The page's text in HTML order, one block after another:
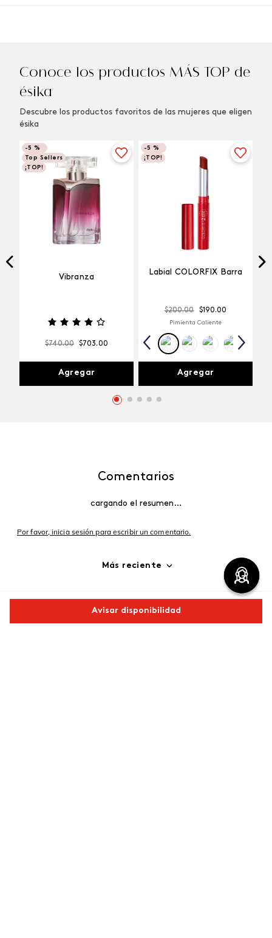
Avisar disponibilidad
Conoce los productos MÁS TOP de
ésika
Descubre los productos favoritos de las mujeres que eligen
ésika
-5 %
Top Sellers
¡TOP!
Vibranza
$740.00 $703.00
Agregar
-5 %
¡TOP!
Labial COLORFIX Barra
$200.00 $190.00
Pimienta Caliente
Agregar
Comentarios
cargando el resumen…
Por favor, inicia sesión para escribir un comentario.
Más reciente